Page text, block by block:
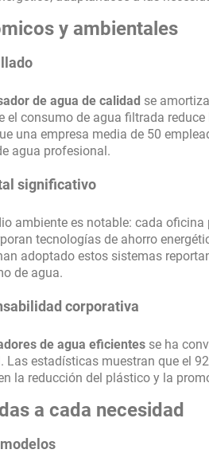
y ambientales
de agua de calidad se
el consumo de agua filtrada
una empresa media de 50
agua profesional.
significativo
ambiente es notable: cada oficina
tecnologías de ahorro
adoptado estos sistemas
de agua.
corporativa
de agua eficientes se ha
Las estadísticas muestran que el
la reducción del plástico y la
a cada necesidad